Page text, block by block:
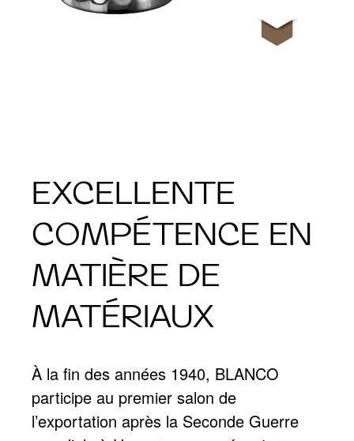
EXCELLENTE
COMPÉTENCE EN
MATIÈRE DE
MATÉRIAUX
À la fin des années 1940, BLANCO
participe au premier salon de
l’exportation après la Seconde Guerre